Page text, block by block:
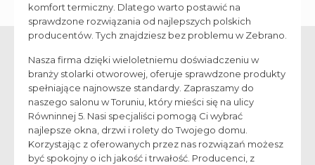
komfort termiczny. Dlatego warto postawić na
sprawdzone rozwiązania od najlepszych polskich
producentów. Tych znajdziesz bez problemu w Zebrano.
Nasza firma dzięki wieloletniemu doświadczeniu w
branży stolarki otworowej, oferuje sprawdzone produkty
spełniające najnowsze standardy. Zapraszamy do
naszego salonu w Toruniu, który mieści się na ulicy
Równinnej 5. Nasi specjaliści pomogą Ci wybrać
najlepsze okna, drzwi i rolety do Twojego domu.
Korzystając z oferowanych przez nas rozwiązań możesz
być spokojny o ich jakość i trwałość. Producenci, z